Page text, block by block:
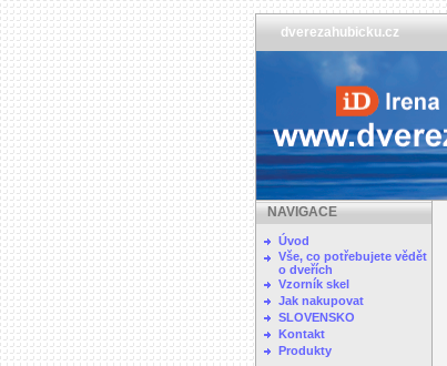
dverezahubicku.cz
NAVIGACE
Úvod
Vše, co potřebujete vědět
o dveřích
Vzorník skel
Jak nakupovat
SLOVENSKO
Kontakt
Produkty